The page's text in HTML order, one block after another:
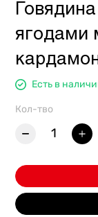
ягодами
Есть в
Кол-тво
1